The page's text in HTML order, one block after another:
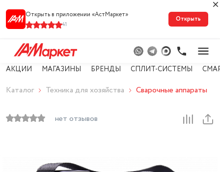
Открыть в приложении «АстМарке‪т‬»
41
Открыть
АКЦИИ МАГАЗИНЫ БРЕНДЫ СПЛИТ-СИСТЕМЫ
Каталог Техника для хозяйства Сварочные аппараты
нет отзывов